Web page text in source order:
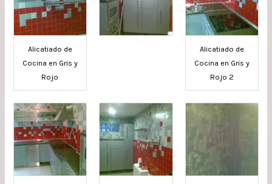
Alicatiado de
Cocina en Gris y
Rojo
Alicatiado de
Cocina en Gris y
Rojo 2